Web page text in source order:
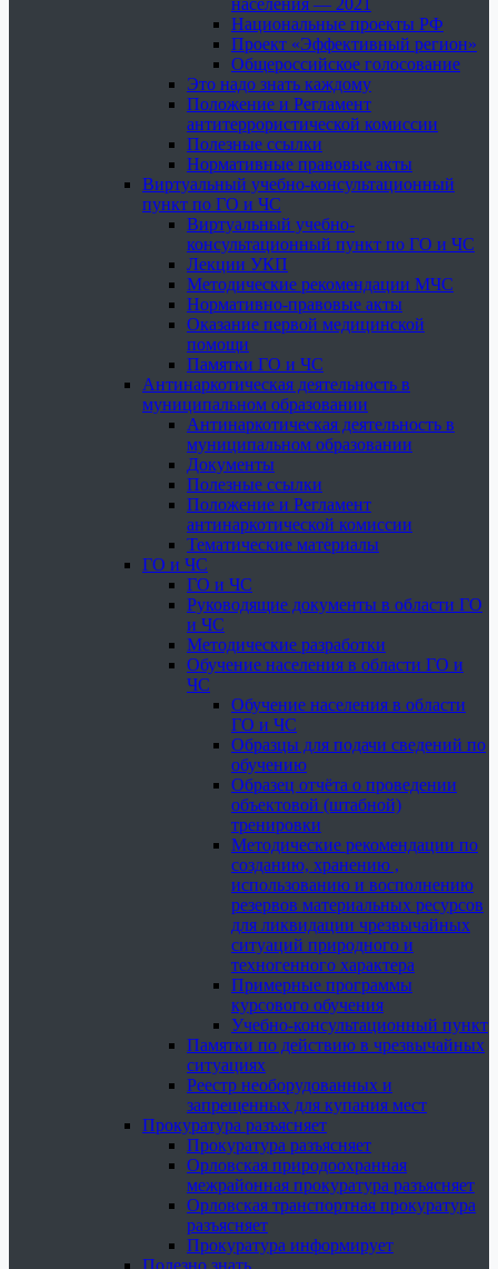
населения — 2021
Национальные проекты РФ
Проект «Эффективный регион»
Общероссийское голосование
Это надо знать каждому
Положение и Регламент
антитеррористической комиссии
Полезные ссылки
Нормативные правовые акты
Виртуальный учебно-консультационный
пункт по ГО и ЧС
Виртуальный учебно-
консультационный пункт по ГО и ЧС
Лекции УКП
Методические рекомендации МЧС
Нормативно-правовые акты
Оказание первой медицинской
помощи
Памятки ГО и ЧС
Антинаркотическая деятельность в
муниципальном образовании
Антинаркотическая деятельность в
муниципальном образовании
Документы
Полезные ссылки
Положение и Регламент
антинаркотической комиссии
Тематические материалы
ГО и ЧС
ГО и ЧС
Руководящие документы в области ГО
и ЧС
Методические разработки
Обучение населения в области ГО и
ЧС
Обучение населения в области
ГО и ЧС
Образцы для подачи сведений по
обучению
Образец отчёта о проведении
объектовой (штабной)
тренировки
Методические рекомендации по
созданию, хранению ,
использованию и восполнению
резервов материальных ресурсов
для ликвидации чрезвычайных
ситуаций природного и
техногенного характера
Примерные программы
курсового обучения
Учебно-консультационный пункт
Памятки по действию в чрезвычайных
ситуациях
Реестр необорудованных и
запрещенных для купания мест
Прокуратура разъясняет
Прокуратура разъясняет
Орловская природоохранная
межрайонная прокуратура разъясняет
Орловская транспортная прокуратура
разъясняет
Прокуратура информирует
Полезно знать